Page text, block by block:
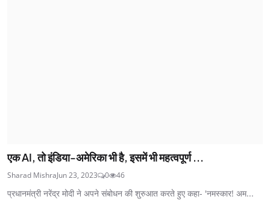
एक AI, तो इंडिया-अमेरिका भी है, इसमें भी महत्वपूर्ण ...
Sharad MishraJun 23, 2023 0 46
प्रधानमंत्री नरेंद्र मोदी ने अपने संबोधन की शुरुआत करते हुए कहा- 'नमस्कार! अम...